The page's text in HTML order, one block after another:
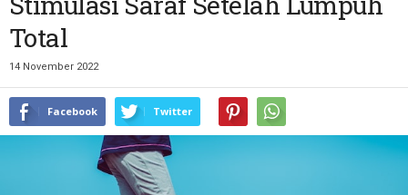
Total
14 November 2022
Facebook Twitter